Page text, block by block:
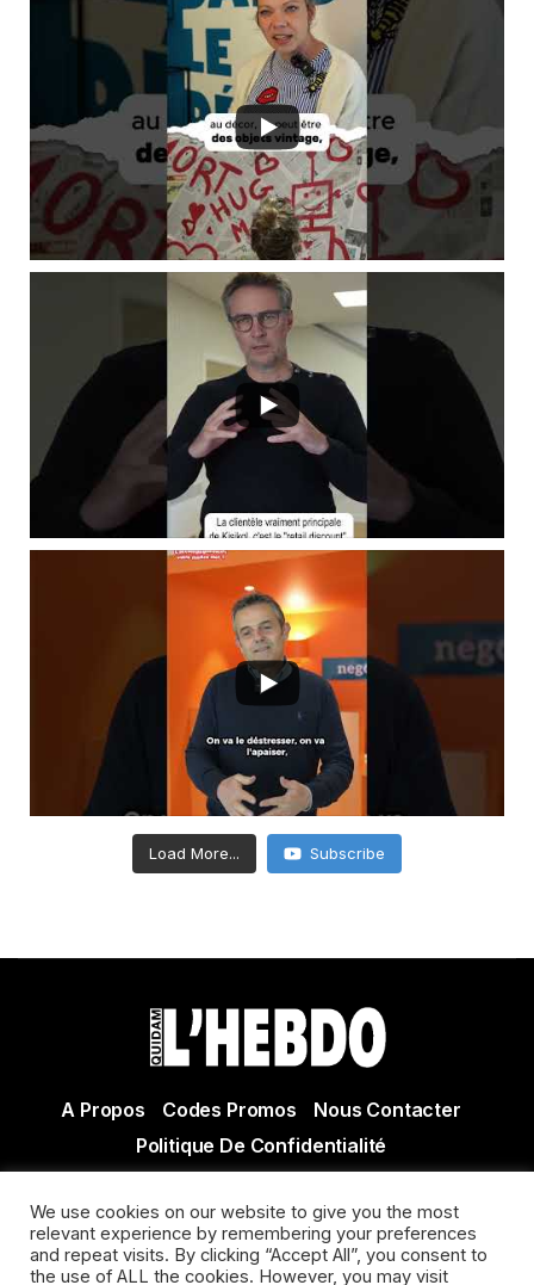
Load More... Subscribe
A Propos Codes Promos
Nous Contacter
Politique De Confidentialité
Actualité Agen - Actualité en lot et Garonne - Actualité
Villeneuve sur Lot
We use cookies on our website to give you the most
relevant experience by remembering your preferences
and repeat visits. By clicking “Accept All”, you consent to
the use of ALL the cookies. However, you may visit